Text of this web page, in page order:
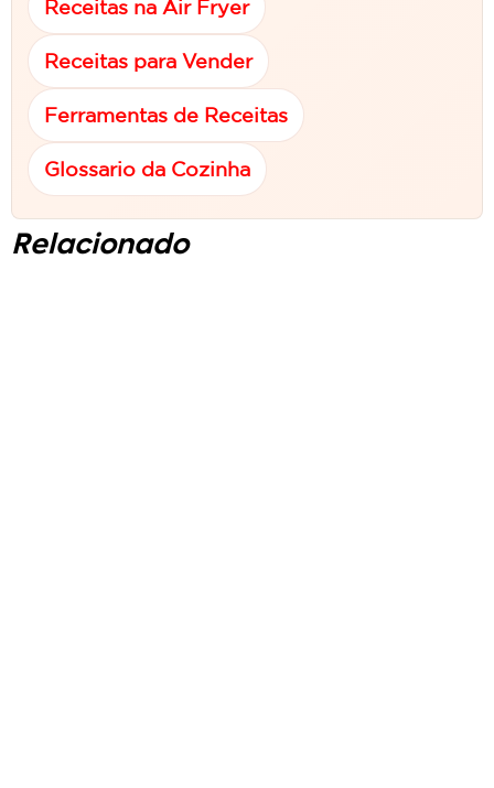
Receitas na Air Fryer
Receitas para Vender
Ferramentas de Receitas
Glossario da Cozinha
Relacionado